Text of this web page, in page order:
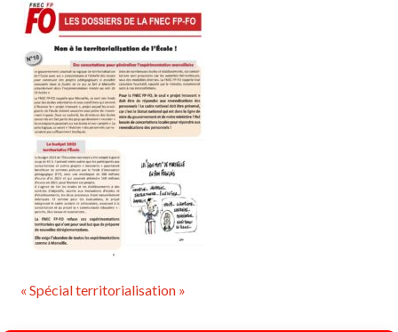
« Spécial territorialisation »